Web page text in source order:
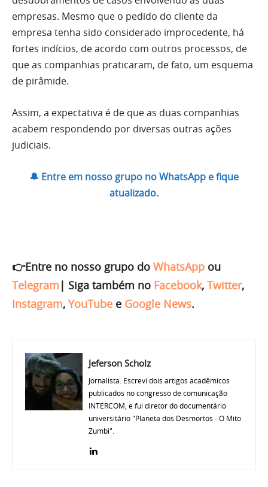
empresas. Mesmo que o pedido do cliente da
empresa tenha sido considerado improcedente, há
fortes indícios, de acordo com outros processos, de
que as companhias praticaram, de fato, um esquema
de pirâmide.
Assim, a expectativa é de que as duas companhias
acabem respondendo por diversas outras ações
judiciais.
🔔 Entre em nosso grupo no WhatsApp e fique
atualizado.
👉Entre no nosso grupo do WhatsApp ou
Telegram | Siga também no Facebook, Twitter,
Instagram, YouTube e Google News.
Jeferson Scholz
Jornalista. Escrevi dois artigos acadêmicos
publicados no congresso de comunicação
INTERCOM, e fui diretor do documentário
universitário "Planeta dos Desmortos - O Mito
Zumbi".